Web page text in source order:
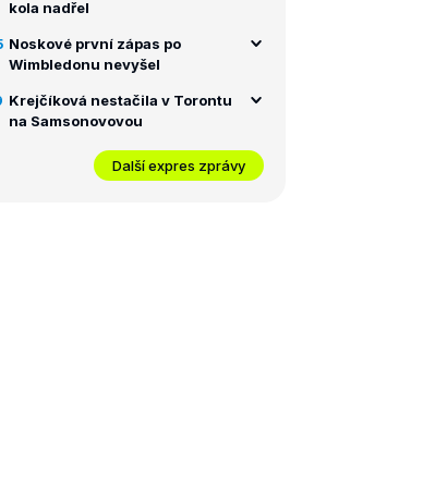
kola nadřel
Noskové první zápas po
Wimbledonu nevyšel
Krejčíková nestačila v Torontu
na Samsonovovou
Další expres zprávy